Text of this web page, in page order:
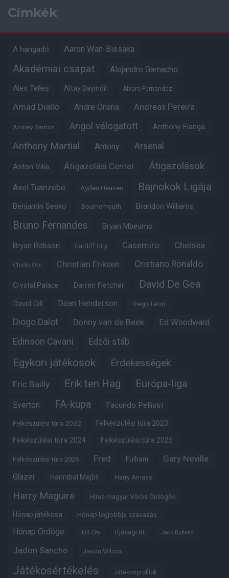
Címkék
A hangadó Aaron Wan-Bissaka
Akadémiai csapat Alejandro Garnacho
Alex Telles Altay Bayindir Alvaro Fernandez
Amad Diallo Andre Onana Andreas Pereira
Andrey Santos Angol válogatott Anthony Elanga
Anthony Martial Antony Arsenal
Aston Villa Átigazolási Center Átigazolások
Axel Tuanzebe Ayden Heaven Bajnokok Ligája
Benjamin Sesko Bournemouth Brandon Williams
Bruno Fernandes Bryan Mbeumo
Bryan Robson Cardiff City Casemiro Chelsea
Chido Obi Christian Eriksen Cristiano Ronaldo
Crystal Palace Darren Fletcher David De Gea
David Gill Dean Henderson Diego Leon
Diogo Dalot Donny van de Beek Ed Woodward
Edinson Cavani Edzői stáb
Egykori játékosok Érdekességek
Eric Bailly Erik ten Hag Európa-liga
Everton FA-kupa Facundo Pellistri
Felkészülési túra 2022 Felkészülési túra 2023
Felkészülési túra 2024 Felkészülési túra 2025
Felkészülési túra 2026 Fred Fulham Gary Neville
Glazer Hannibal Mejbri Harry Amass
Harry Maguire Híres magyar Vörös Ördögök
Hónap játékosa Hónap legjobbja szavazás
Hónap Ördöge Hull City Ifjúsági BL Jack Butland
Jadon Sancho Jason Wilcox
Játékosértékelés Játékosprofilok